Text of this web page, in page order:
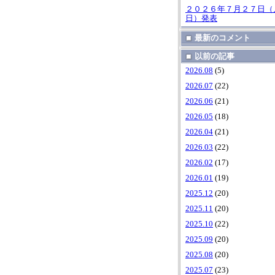
２０２６年７月２７日（
日）発表
最新のコメント
以前の記事
2026.08 (5)
2026.07 (22)
2026.06 (21)
2026.05 (18)
2026.04 (21)
2026.03 (22)
2026.02 (17)
2026.01 (19)
2025.12 (20)
2025.11 (20)
2025.10 (22)
2025.09 (20)
2025.08 (20)
2025.07 (23)